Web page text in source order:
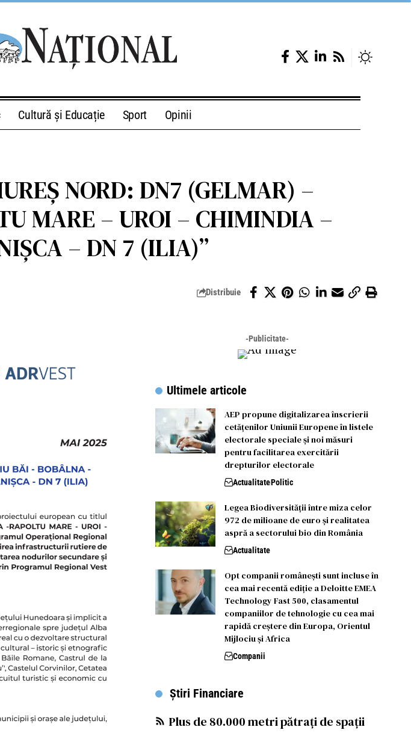
Cultură și Educație Sport Opinii
NORD: DN7 (GELMAR) –
MARE – UROI – CHIMINDIA –
– DN 7 (ILIA)”
Distribuie
-Publicitate-
Ultimele articole
AEP propune digitalizarea înscrierii
cetățenilor Uniunii Europene în listele
electorale speciale și noi măsuri
pentru facilitarea exercitării
drepturilor electorale
ActualitatePolitic
Legea Biodiversității între miza celor
972 de milioane de euro și realitatea
aspră a sectorului bio din România
Actualitate
Opt companii românești sunt incluse în
cea mai recentă ediție a Deloitte EMEA
Technology Fast 500, clasamentul
companiilor de tehnologie cu cea mai
rapidă creștere din Europa, Orientul
Mijlociu și Africa
Companii
Știri Financiare
Plus de 80.000 metri pătrați de spații